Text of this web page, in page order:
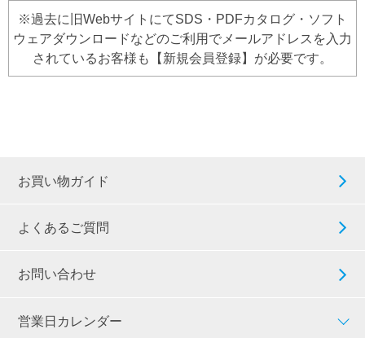
※過去に旧WebサイトにてSDS・PDFカタログ・ソフト
ウェアダウンロードなどのご利用でメールアドレスを入力
されているお客様も【新規会員登録】が必要です。
お買い物ガイド
よくあるご質問
お問い合わせ
営業日カレンダー